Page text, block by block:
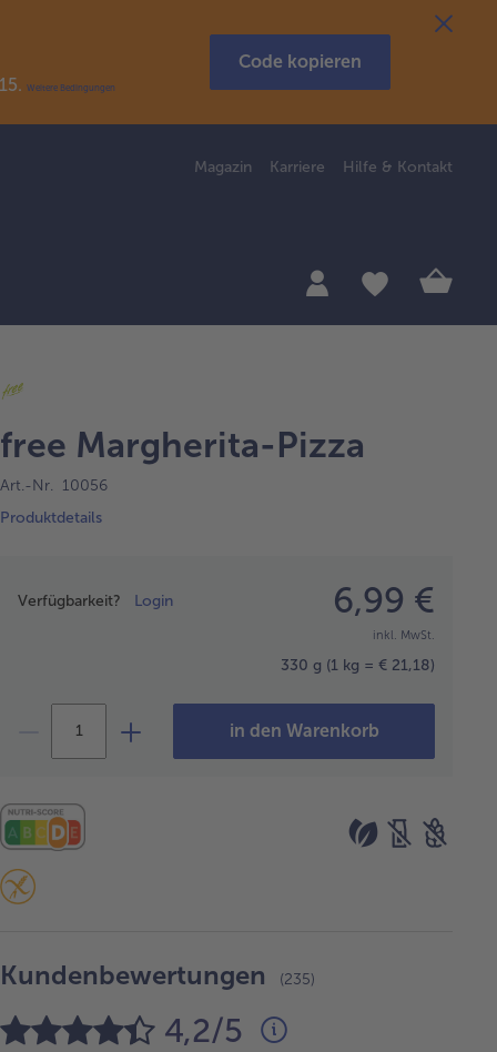
Weitere Bedingungen
Code kopieren
Magazin Karriere Hilfe & Kontakt
free Margherita-Pizza
Art.-Nr. 10056
Produktdetails
Verfügbarkeit? Login 6,99 €
inkl. MwSt.
330 g (1 kg = € 21,18)
in den Warenkorb
Kundenbewertungen (235)
4,2/5